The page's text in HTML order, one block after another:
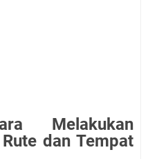
Melakukan
dan Tempat